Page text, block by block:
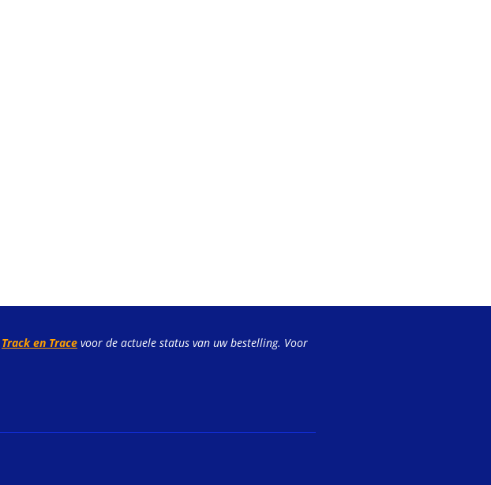
Track en Trace voor de actuele status van uw bestelling. Voor